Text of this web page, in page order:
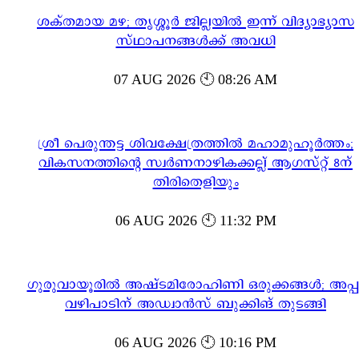
ശക്തമായ മഴ; തൃശ്ശൂർ ജില്ലയിൽ ഇന്ന് വിദ്യാഭ്യാസ
സ്ഥാപനങ്ങൾക്ക് അവധി
07 AUG 2026 🕙 08:26 AM
ശ്രീ പെരുന്തട്ട ശിവക്ഷേത്രത്തിൽ മഹാമുഹൂർത്തം;
വികസനത്തിന്റെ സ്വർണനാഴികക്കല്ല് ആഗസ്റ്റ് 8ന്
തിരിതെളിയും
06 AUG 2026 🕙 11:32 PM
ഗുരുവായൂരിൽ അഷ്ടമിരോഹിണി ഒരുക്കങ്ങൾ;
വഴിപാടിന് അഡ്വാൻസ് ബുക്കിങ് തുടങ്ങി
06 AUG 2026 🕙 10:16 PM